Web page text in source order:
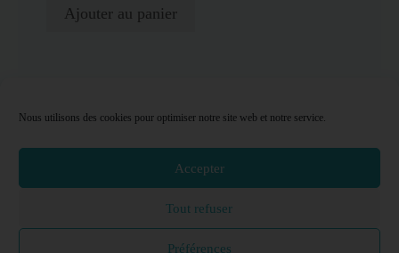
Nous utilisons des cookies pour optimiser notre site web et notre service.
Accepter
Tout refuser
Préférences
Ajouter au panier
Copyright @ Sealeha